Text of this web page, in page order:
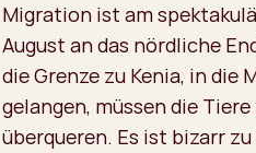
Migration ist am
August an das nördliche
die Grenze zu Kenia, in die
gelangen, müssen die
überqueren. Es ist bizarr